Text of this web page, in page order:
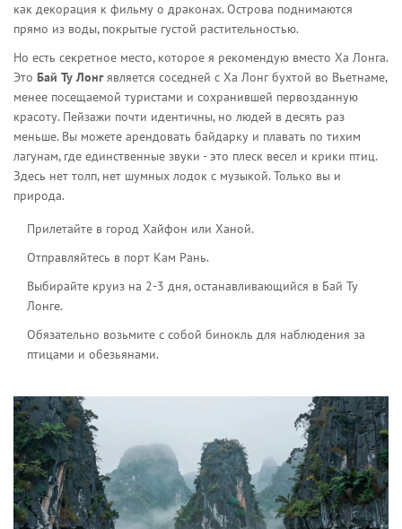
как декорация к фильму о драконах. Острова поднимаются
прямо из воды, покрытые густой растительностью.
Но есть секретное место, которое я рекомендую вместо Ха Лонга.
Это Бай Ту Лонгявляется соседней с Ха Лонг бухтой во Вьетнаме,
менее посещаемой туристами и сохранившей первозданную
красоту. Пейзажи почти идентичны, но людей в десять раз
меньше. Вы можете арендовать байдарку и плавать по тихим
лагунам, где единственные звуки - это плеск весел и крики птиц.
Здесь нет толп, нет шумных лодок с музыкой. Только вы и
природа.
Прилетайте в город Хайфон или Ханой.
Отправляйтесь в порт Кам Рань.
Выбирайте круиз на 2-3 дня, останавливающийся в Бай Ту
Лонге.
Обязательно возьмите с собой бинокль для наблюдения за
птицами и обезьянами.